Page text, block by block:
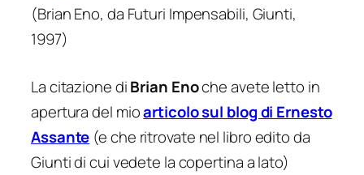
(Brian Eno, da Futuri Impensabili, Giunti,
1997)
La citazione diBrian Enoche avete letto in
apertura del mioarticolo sul blog di Ernesto
Assante (e che ritrovate nel libro edito da
Giunti di cui vedete la copertina a lato)